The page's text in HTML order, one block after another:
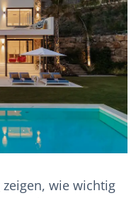
zeigen, wie wichtig